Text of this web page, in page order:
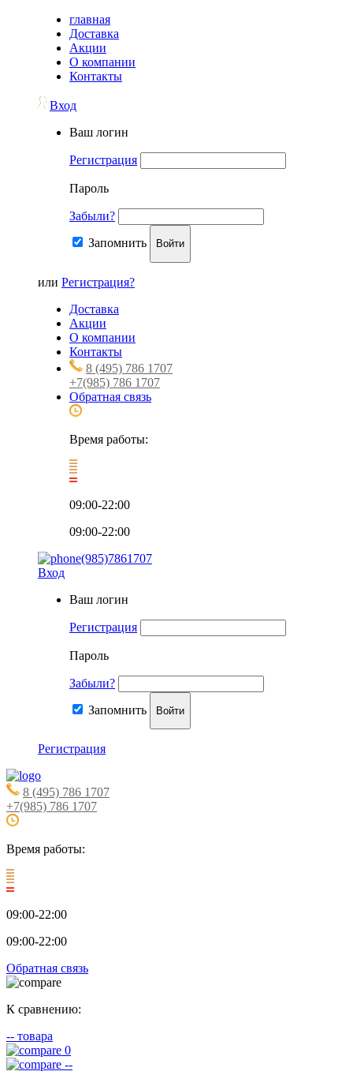
главная
Доставка
Акции
О компании
Контакты
Вход
Ваш логин
Регистрация
Пароль
Забыли?
Запомнить Войти
или Регистрация?
Доставка
Акции
О компании
Контакты
8 (495) 786 1707
+7(985) 786 1707
Обратная связь
Время работы:
09:00-22:00
09:00-22:00
(985)7861707
Вход
Ваш логин
Регистрация
Пароль
Забыли?
Запомнить Войти
Регистрация
8 (495) 786 1707
+7(985) 786 1707
Время работы:
09:00-22:00
09:00-22:00
Обратная связь
К сравнению:
-- товара
0
--